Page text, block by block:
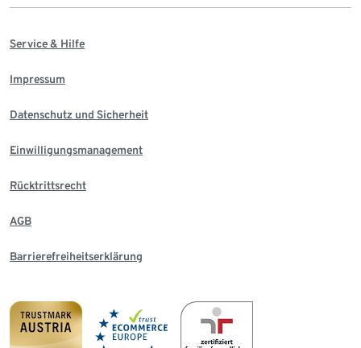
Service & Hilfe
Impressum
Datenschutz und Sicherheit
Einwilligungsmanagement
Rücktrittsrecht
AGB
Barrierefreiheitserklärung